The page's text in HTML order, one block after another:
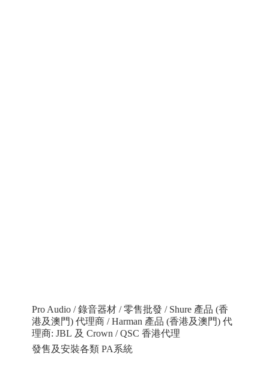
Pro Audio / 錄音器材 / 零售批發 / Shure 產品 (香
港及澳門) 代理商 / Harman 產品 (香港及澳門) 代
理商: JBL 及 Crown / QSC 香港代理
發售及安裝各類 PA系統